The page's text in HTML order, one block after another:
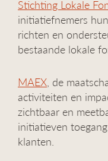
Stichting Lokale
initiatiefnemers
richten en
bestaande lokale
MAEX, de
activiteiten en
zichtbaar en
initiatieven
klanten.